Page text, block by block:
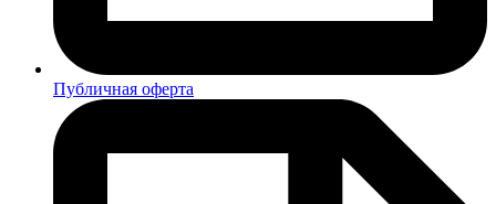
Публичная оферта